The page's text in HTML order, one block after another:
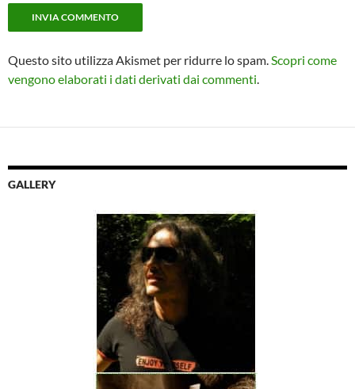
Questo sito utilizza Akismet per ridurre lo spam.Scopri come
vengono elaborati i dati derivati dai commenti.
GALLERY